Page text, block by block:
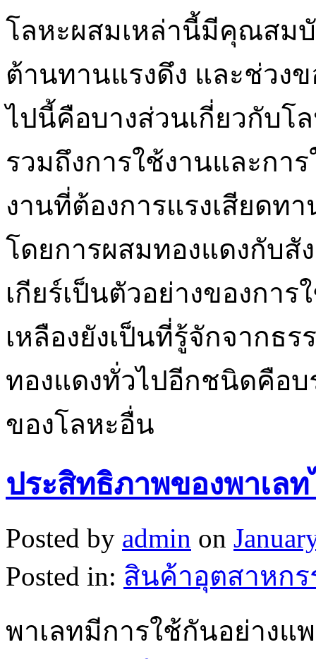
โลหะผสมเหล่านี้มีคุณสม
ต้านทานแรงดึง และช่วง
ไปนี้คือบางส่วนเกี่ยวกับโ
รวมถึงการใช้งานและกา
งานที่ต้องการแรงเสียดท
โดยการผสมทองแดงกับสั
เกียร์เป็นตัวอย่างของกา
เหลืองยังเป็นที่รู้จักจากธ
ทองแดงทั่วไปอีกชนิดคือ
ของโลหะอื่น
ประสิทธิภาพของพาเลท
Posted by admin on
Posted in: สินค้าอุตสาหกร
พาเลทมีการใช้กันอย่างแ